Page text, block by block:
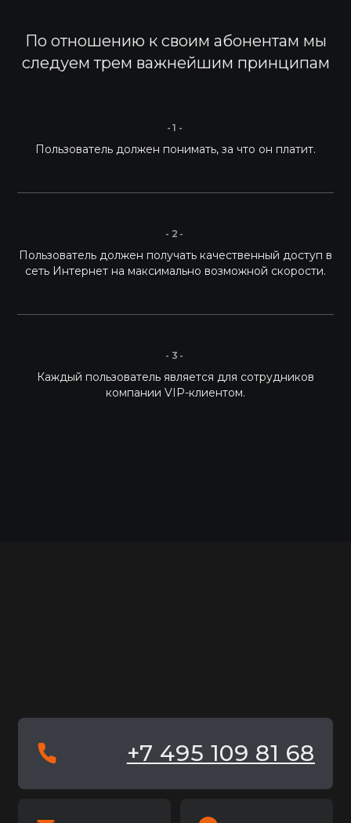
По отношению к своим абонентам мы
следуем трем важнейшим принципам
-1-
Пользователь должен понимать, за что он платит.
-2-
Пользователь должен получать качественный доступ в
сеть Интернет на максимально возможной скорости.
-3-
Каждый пользователь является для сотрудников
компании VIP-клиентом.